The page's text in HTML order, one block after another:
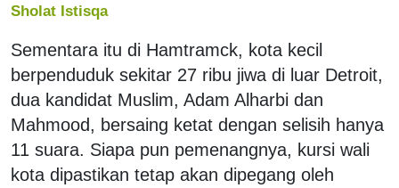
Sholat Istisqa
Sementara itu di Hamtramck, kota kecil
berpenduduk sekitar 27 ribu jiwa di luar Detroit,
dua kandidat Muslim, Adam Alharbi dan
Mahmood, bersaing ketat dengan selisih hanya
11 suara. Siapa pun pemenangnya, kursi wali
kota dipastikan tetap akan dipegang oleh